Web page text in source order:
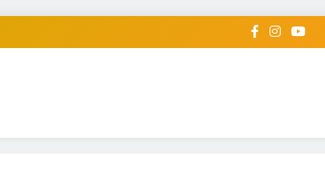
Deportivo Digital"
#deportealdiaperiodico